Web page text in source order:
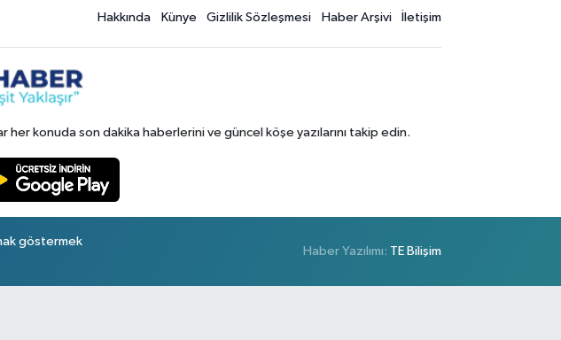
Hakkında Künye Gizlilik Sözleşmesi Haber Arşivi İletişim
konuda son dakika haberlerini ve güncel köşe yazılarını takip edin.
göstermek
Haber Yazılımı: TE Bilişim